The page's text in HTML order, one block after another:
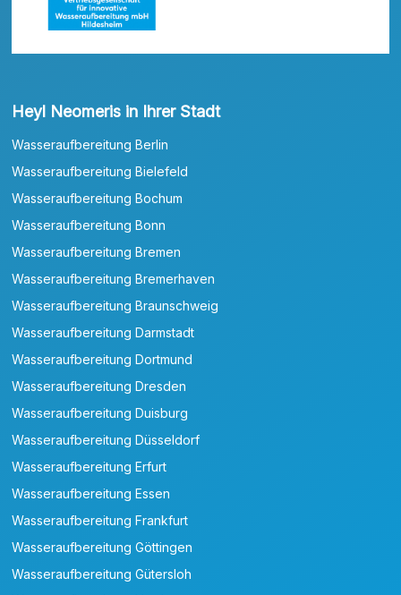
Heyl Neomeris in Ihrer Stadt
Wasseraufbereitung Berlin
Wasseraufbereitung Bielefeld
Wasseraufbereitung Bochum
Wasseraufbereitung Bonn
Wasseraufbereitung Bremen
Wasseraufbereitung Bremerhaven
Wasseraufbereitung Braunschweig
Wasseraufbereitung Darmstadt
Wasseraufbereitung Dortmund
Wasseraufbereitung Dresden
Wasseraufbereitung Duisburg
Wasseraufbereitung Düsseldorf
Wasseraufbereitung Erfurt
Wasseraufbereitung Essen
Wasseraufbereitung Frankfurt
Wasseraufbereitung Göttingen
Wasseraufbereitung Gütersloh